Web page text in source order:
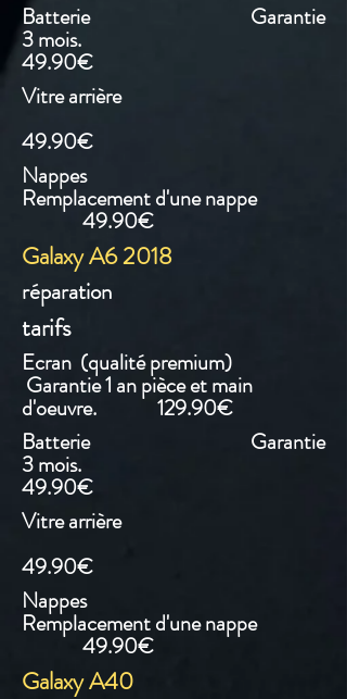
Batterie Garantie
3 mois.
49.90€
Vitre arrière
49.90€
Nappes
Remplacement d'une nappe
49.90€
Galaxy A6 2018
réparation
tarifs
Ecran (qualité premium)
Garantie 1 an pièce et main
d'oeuvre. 129.90€
Batterie Garantie
3 mois.
49.90€
Vitre arrière
49.90€
Nappes
Remplacement d'une nappe
49.90€
Galaxy A40